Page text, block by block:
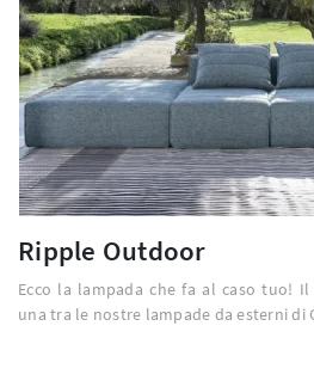
Ripple Outdoor
Ecco la lampada che fa al caso tuo!
una tra le nostre lampade da esterni di